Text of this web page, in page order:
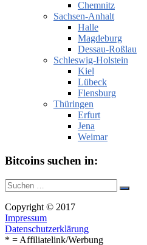
Chemnitz
Sachsen-Anhalt
Halle
Magdeburg
Dessau-Roßlau
Schleswig-Holstein
Kiel
Lübeck
Flensburg
Thüringen
Erfurt
Jena
Weimar
Bitcoins suchen in:
Suche
nach:
Suchen
Copyright © 2017
Impressum
Datenschutzerklärung
* = Affiliatelink/Werbung